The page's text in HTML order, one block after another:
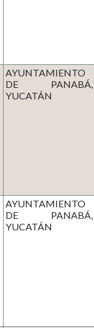
AYUNTAMIENTO
DE PANABÁ,
YUCATÁN
AYUNTAMIENTO
DE PANABÁ,
YUCATÁN